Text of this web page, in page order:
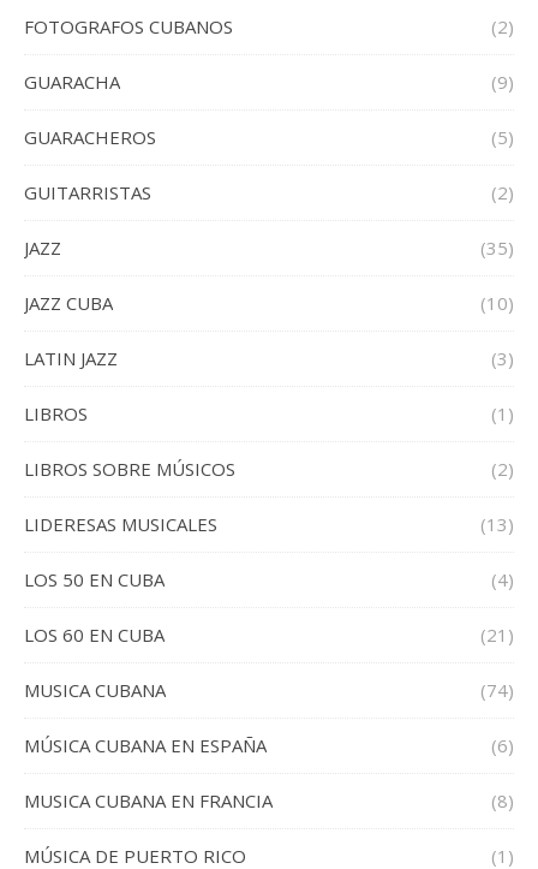
FOTOGRAFOS CUBANOS (2)
GUARACHA (9)
GUARACHEROS (5)
GUITARRISTAS (2)
JAZZ (35)
JAZZ CUBA (10)
LATIN JAZZ (3)
LIBROS (1)
LIBROS SOBRE MÚSICOS (2)
LIDERESAS MUSICALES (13)
LOS 50 EN CUBA (4)
LOS 60 EN CUBA (21)
MUSICA CUBANA (74)
MÚSICA CUBANA EN ESPAÑA (6)
MUSICA CUBANA EN FRANCIA (8)
MÚSICA DE PUERTO RICO (1)